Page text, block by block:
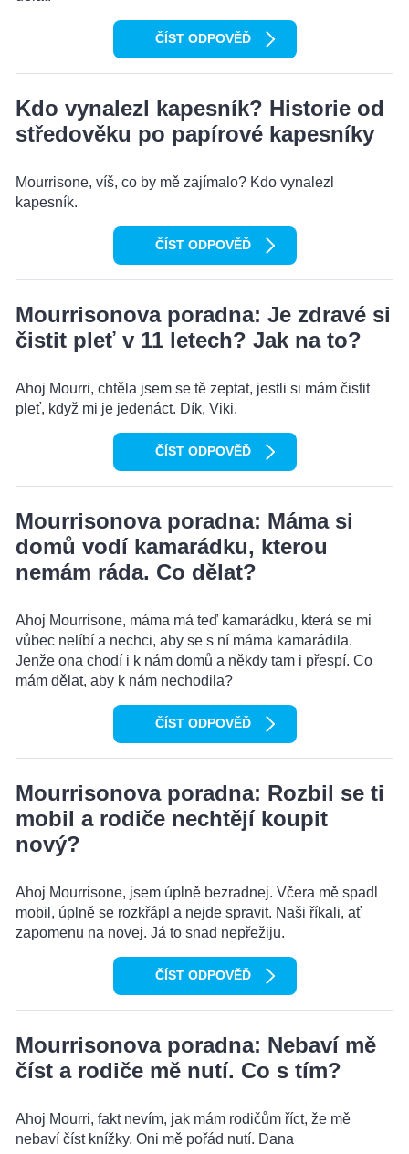
ČÍST ODPOVĚĎ
Kdo vynalezl kapesník? Historie od
středověku po papírové kapesníky
Mourrisone, víš, co by mě zajímalo? Kdo vynalezl
kapesník.
ČÍST ODPOVĚĎ
Mourrisonova poradna: Je zdravé si
čistit pleť v 11 letech? Jak na to?
Ahoj Mourri, chtěla jsem se tě zeptat, jestli si mám čistit
pleť, když mi je jedenáct. Dík, Viki.
ČÍST ODPOVĚĎ
Mourrisonova poradna: Máma si
domů vodí kamarádku, kterou
nemám ráda. Co dělat?
Ahoj Mourrisone, máma má teď kamarádku, která se mi
vůbec nelíbí a nechci, aby se s ní máma kamarádila.
Jenže ona chodí i k nám domů a někdy tam i přespí. Co
mám dělat, aby k nám nechodila?
ČÍST ODPOVĚĎ
Mourrisonova poradna: Rozbil se ti
mobil a rodiče nechtějí koupit
nový?
Ahoj Mourrisone, jsem úplně bezradnej. Včera mě spadl
mobil, úplně se rozkřápl a nejde spravit. Naši říkali, ať
zapomenu na novej. Já to snad nepřežiju.
ČÍST ODPOVĚĎ
Mourrisonova poradna: Nebaví mě
číst a rodiče mě nutí. Co s tím?
Ahoj Mourri, fakt nevím, jak mám rodičům říct, že mě
nebaví číst knížky. Oni mě pořád nutí. Dana